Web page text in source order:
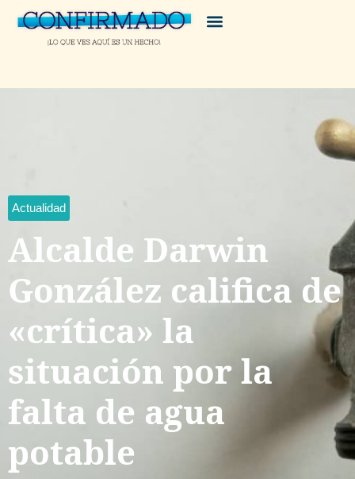
Actualidad
Alcalde Darwin
González califica de
«crítica» la
situación por la
falta de agua
potable